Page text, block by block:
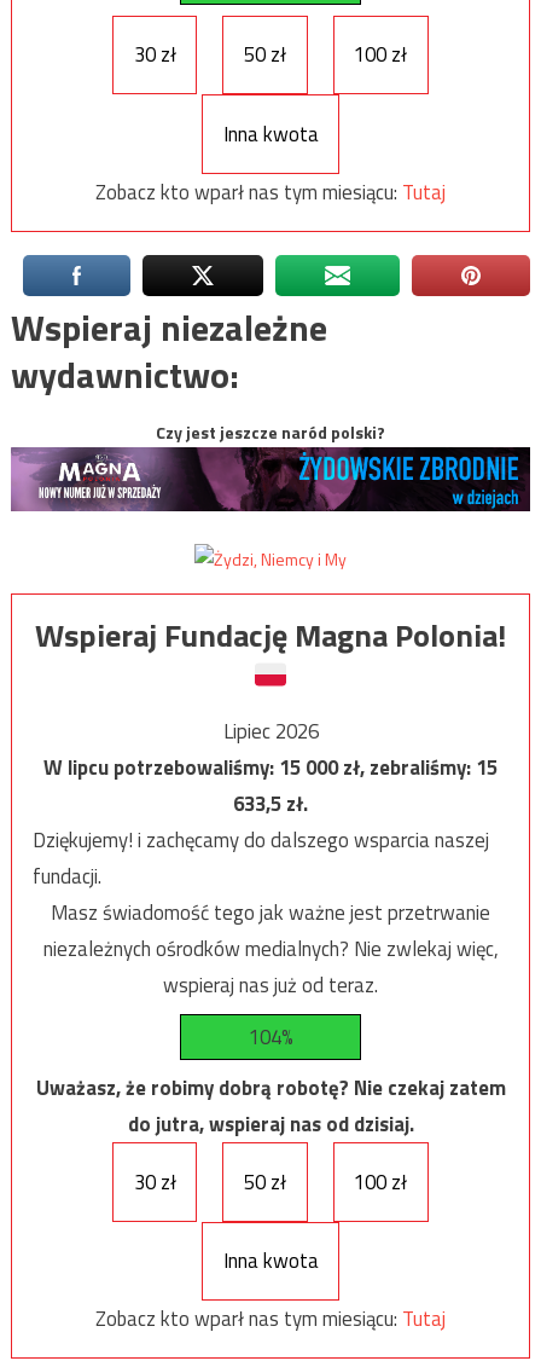
30 zł 50 zł 100 zł
Inna kwota
Zobacz kto wparł nas tym miesiącu: Tutaj
Wspieraj niezależne
wydawnictwo:
Czy jest jeszcze naród polski?
Wspieraj Fundację Magna Polonia!
Lipiec 2026
W lipcu potrzebowaliśmy:15 000zł, zebraliśmy:15
633,5zł.
Dziękujemy! i zachęcamy do dalszego wsparcia naszej
fundacji.
Masz świadomość tego jak ważne jest przetrwanie
niezależnych ośrodków medialnych? Nie zwlekaj więc,
wspieraj nas już od teraz.
104%
Uważasz, że robimy dobrą robotę? Nie czekaj zatem
do jutra, wspieraj nas od dzisiaj.
30 zł
50 zł 100 zł
Inna kwota
Zobacz kto wparł nas tym miesiącu: Tutaj